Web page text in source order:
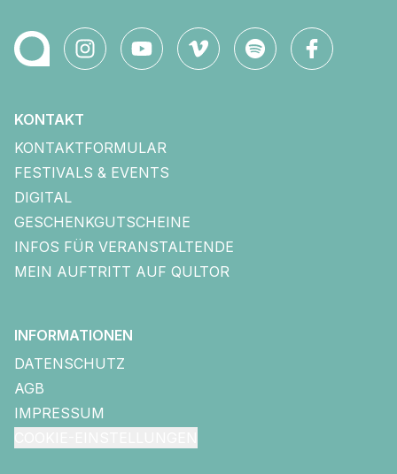
KONTAKT
KONTAKTFORMULAR
FESTIVALS & EVENTS
DIGITAL
GESCHENKGUTSCHEINE
INFOS FÜR VERANSTALTENDE
MEIN AUFTRITT AUF QULTOR
INFORMATIONEN
DATENSCHUTZ
AGB
IMPRESSUM